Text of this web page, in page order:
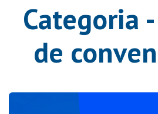
Categoria
de